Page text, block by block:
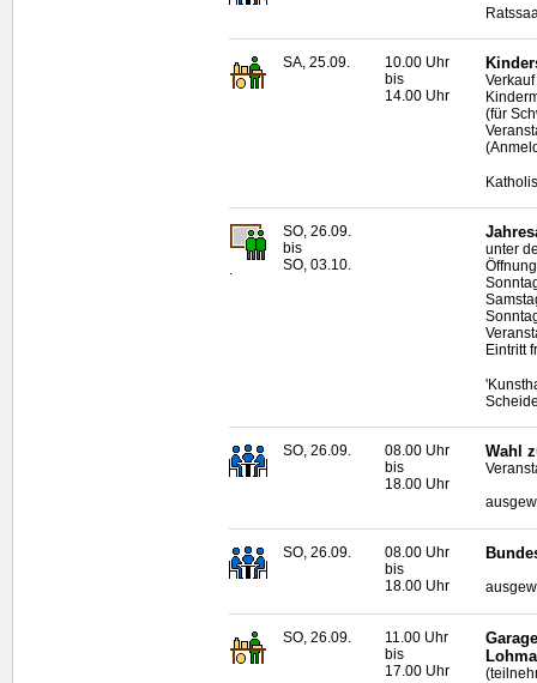
SA, 25.09.
10.00 Uhr
bis
14.00 Uhr
(für
.
SO, 26.09.
bis
SO, 03.10.
unter
Eintritt
SO, 26.09.
08.00 Uhr
bis
18.00 Uhr
Wahl
SO, 26.09.
08.00 Uhr
bis
18.00 Uhr
SO, 26.09.
11.00 Uhr
bis
17.00 Uhr